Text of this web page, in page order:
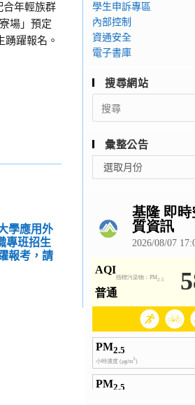
年輕族群
場」預定
躍報名。
學應用外
專班招生
報考，請
學生申訴專區
內部控制
資通安全
電子書庫
搜尋網站
Search
for:
彙整公告
整
選取月份